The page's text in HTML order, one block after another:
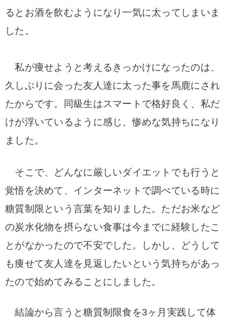
るとお酒を飲むようになり一気に太ってしまいま
した。
私が痩せようと考えるきっかけになったのは、
久しぶりに会った友人達に太った事を馬鹿にされ
たからです。
同級生はスマートで格好良く、私だ
けが浮いているように感じ、惨めな気持ちになり
ました。
そこで、どんなに厳しいダイエットでも行うと
覚悟を決めて、インターネットで調べている時に
糖質制限という言葉を知りました。ただお米など
の炭水化物を摂らない食事は今までに経験したこ
とがなかったので不安でした。
しかし、どうして
も痩せて友人達を見返したいという気持ちがあっ
たので始めてみることにしました。
結論から言うと糖質制限食を3ヶ月実践して体